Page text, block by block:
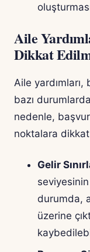
Aile
Dikkat
Aile
bazı
nedenle,
noktalara
Gelir
durumda,
üzerine